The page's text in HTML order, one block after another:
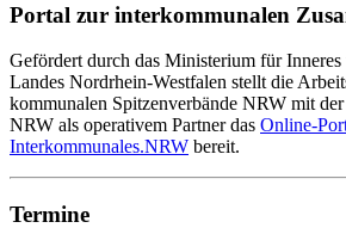
Portal zur interkommunalen
Gefördert durch das Ministerium für
Landes Nordrhein-Westfalen stellt die
kommunalen Spitzenverbände NRW mit
NRW als operativem Partner das Online-
Interkommunales.NRW bereit.
Termine